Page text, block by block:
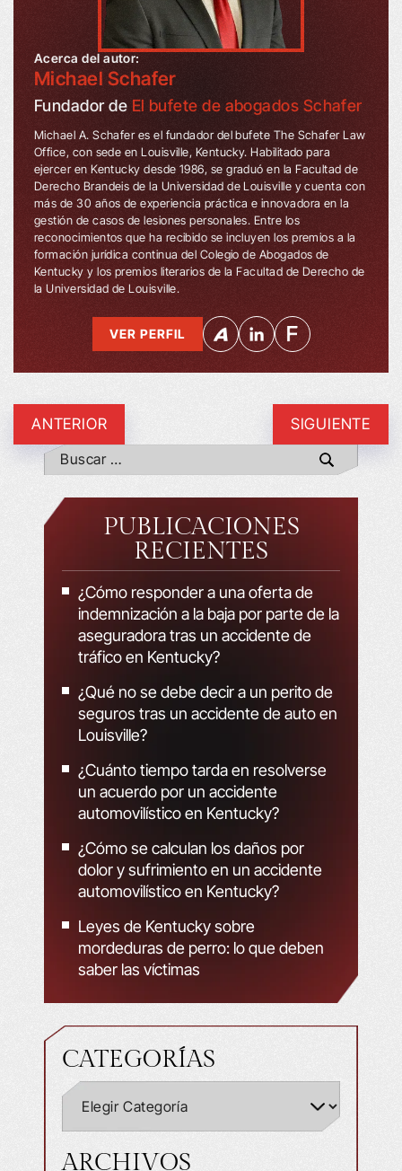
Acerca del autor:
Michael Schafer
Fundador de El bufete de abogados Schafer
Michael A. Schafer es el fundador del bufete The Schafer Law
Office, con sede en Louisville, Kentucky. Habilitado para
ejercer en Kentucky desde 1986, se graduó en la Facultad de
Derecho Brandeis de la Universidad de Louisville y cuenta con
más de 30 años de experiencia práctica e innovadora en la
gestión de casos de lesiones personales. Entre los
reconocimientos que ha recibido se incluyen los premios a la
formación jurídica continua del Colegio de Abogados de
Kentucky y los premios literarios de la Facultad de Derecho de
la Universidad de Louisville.
VER PERFIL
ANTERIOR SIGUIENTE
PUBLICACIONES
RECIENTES
¿Cómo responder a una oferta de
indemnización a la baja por parte de la
aseguradora tras un accidente de
tráfico en Kentucky?
¿Qué no se debe decir a un perito de
seguros tras un accidente de auto en
Louisville?
¿Cuánto tiempo tarda en resolverse
un acuerdo por un accidente
automovilístico en Kentucky?
¿Cómo se calculan los daños por
dolor y sufrimiento en un accidente
automovilístico en Kentucky?
Leyes de Kentucky sobre
mordeduras de perro: lo que deben
saber las víctimas
CATEGORÍAS
ARCHIVOS